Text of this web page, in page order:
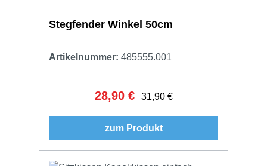
Stegfender Winkel 50cm
Artikelnummer: 485555.001
Verkaufspreis:
28,90 € Regulärer Preis:
31,90 €
zum Produkt